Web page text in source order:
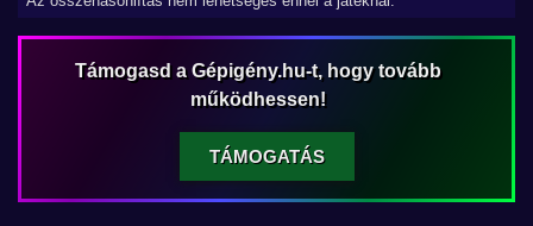
Támogasd a Gépigény.hu-t, hogy tovább
működhessen!
TÁMOGATÁS